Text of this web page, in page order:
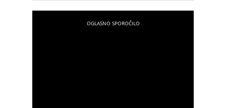
zapustijo”družinskega gnezda” in zakaj bi ga